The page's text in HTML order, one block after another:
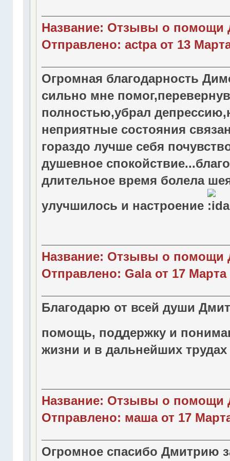
Название: Отзывы о помощи
Отправлено: actpa от 13
Огромная благодарность
сильно мне
полностью,убрал
неприятные состояния
гораздо лучше себя
душевное
длительное время болела
улучшилось и настроение
Название: Отзывы о помощи
Отправлено: Gala от 17 Марта
Благодарю от всей души
помощь, поддержку и
жизни и в дальнейших
Название: Отзывы о помощи
Отправлено: маша от 17
Огромное спасибо Дмитрию